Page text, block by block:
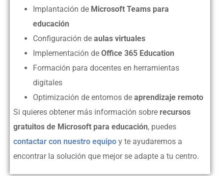
Implantación de Microsoft Teams para
educación
Configuración de aulas virtuales
Implementación de Office 365 Education
Formación para docentes en herramientas
digitales
Optimización de entornos de aprendizaje remoto
Si quieres obtener más información sobre recursos
gratuitos de Microsoft para educación, puedes
contactar con nuestro equipo y te ayudaremos a
encontrar la solución que mejor se adapte a tu centro.